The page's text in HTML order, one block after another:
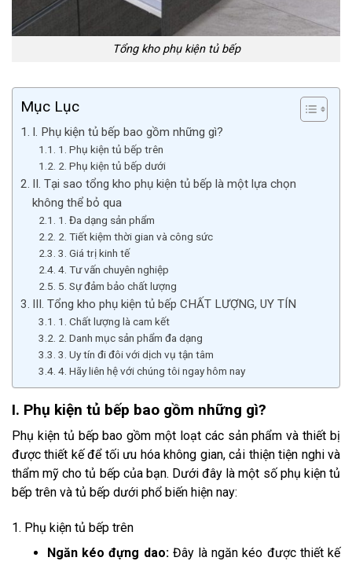
Tổng kho phụ kiện tủ bếp
Mục Lục
I. Phụ kiện tủ bếp bao gồm những gì?
1. Phụ kiện tủ bếp trên
2. Phụ kiện tủ bếp dưới
II. Tại sao tổng kho phụ kiện tủ bếp là một lựa chọn
không thể bỏ qua
1. Đa dạng sản phẩm
2. Tiết kiệm thời gian và công sức
3. Giá trị kinh tế
4. Tư vấn chuyên nghiệp
5. Sự đảm bảo chất lượng
III. Tổng kho phụ kiện tủ bếp CHẤT LƯỢNG, UY TÍN
1. Chất lượng là cam kết
2. Danh mục sản phẩm đa dạng
3. Uy tín đi đôi với dịch vụ tận tâm
4. Hãy liên hệ với chúng tôi ngay hôm nay
I. Phụ kiện tủ bếp bao gồm những gì?
Phụ kiện tủ bếp bao gồm một loạt các sản phẩm và thiết bị
được thiết kế để tối ưu hóa không gian, cải thiện tiện nghi và
thẩm mỹ cho tủ bếp của bạn. Dưới đây là một số phụ kiện tủ
bếp trên và tủ bếp dưới phổ biến hiện nay:
1. Phụ kiện tủ bếp trên
Ngăn kéo đựng dao: Đây là ngăn kéo được thiết kế